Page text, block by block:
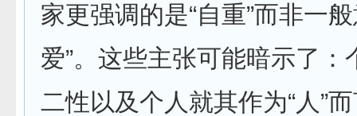
家更强调的是“自重”而非一
爱”。这些主张可能暗示了：
二性以及个人就其作为“人”